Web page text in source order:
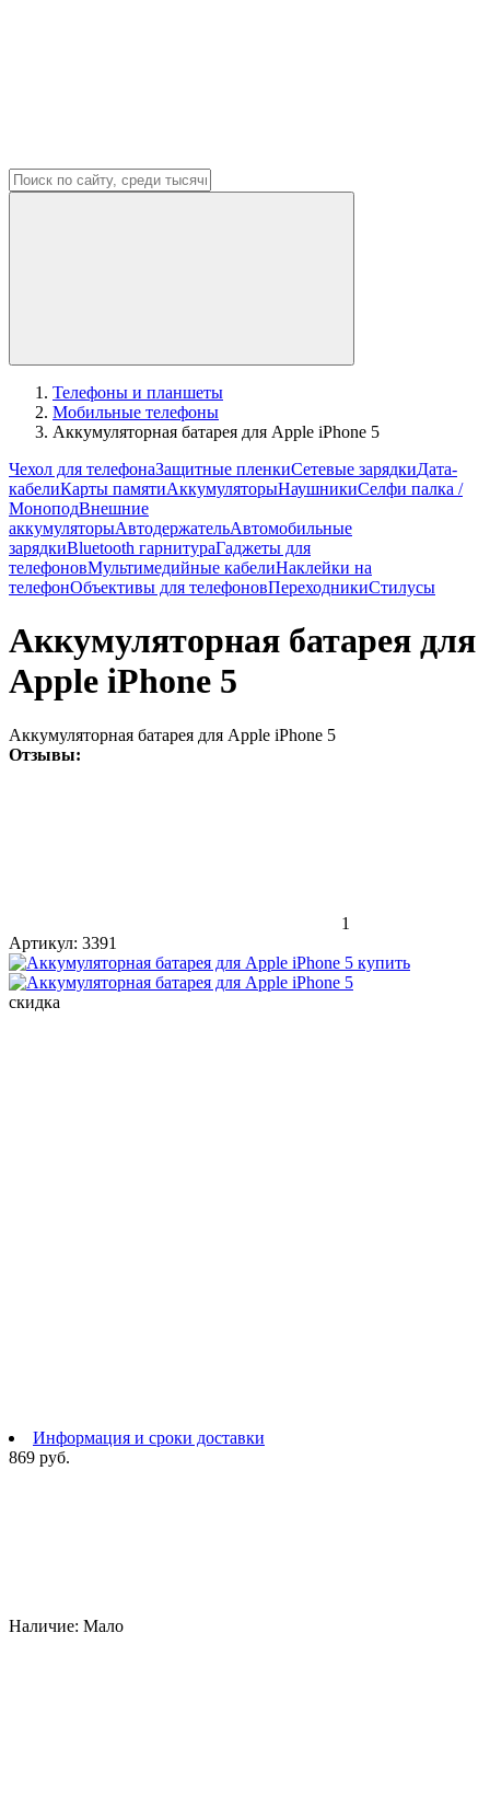
Телефоны и планшеты
Мобильные телефоны
Аккумуляторная батарея для Apple iPhone 5
Чехол для телефонаЗащитные пленкиСетевые зарядкиДата-
кабелиКарты памятиАккумуляторыНаушникиСелфи палка /
МоноподВнешние
аккумуляторыАвтодержательАвтомобильные
зарядкиBluetooth гарнитураГаджеты для
телефоновМультимедийные кабелиНаклейки на
телефонОбъективы для телефоновПереходникиСтилусы
Аккумуляторная батарея для
Apple iPhone 5
Аккумуляторная батарея для Apple iPhone 5
Отзывы:
1
Артикул: 3391
скидка
Информация и сроки доставки
869 руб.
Наличие: Мало